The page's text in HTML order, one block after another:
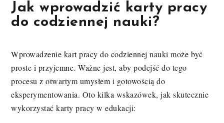
Jak wprowadzić karty pracy
do codziennej nauki?
Wprowadzenie kart pracy do codziennej nauki może być
proste i przyjemne. Ważne jest, aby podejść do tego
procesu z otwartym umysłem i gotowością do
eksperymentowania. Oto kilka wskazówek, jak skutecznie
wykorzystać karty pracy w edukacji: